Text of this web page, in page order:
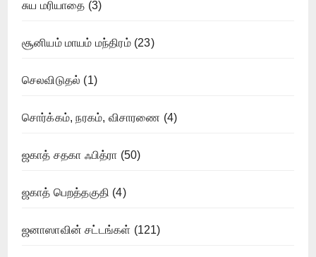
சுய மரியாதை (3)
சூனியம் மாயம் மந்திரம்(23)
செலவிடுதல் (1)
சொர்க்கம், நரகம், விசாரணை (4)
ஜகாத் சதகா ஃபித்ரா (50)
ஜகாத் பெறத்தகுதி (4)
ஜனாஸாவின் சட்டங்கள் (121)